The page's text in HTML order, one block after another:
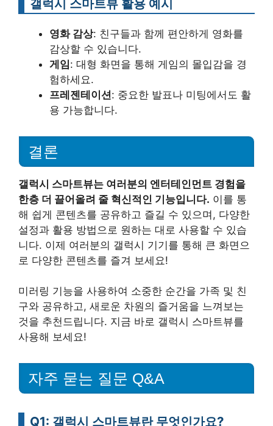
갤럭시 스마트뷰 활용 예시
영화 감상: 친구들과 함께 편안하게 영화를
감상할 수 있습니다.
게임: 대형 화면을 통해 게임의 몰입감을 경
험하세요.
프레젠테이션: 중요한 발표나 미팅에서도 활
용 가능합니다.
결론
갤럭시 스마트뷰는 여러분의 엔터테인먼트 경험을
한층 더 끌어올려 줄 혁신적인 기능입니다. 이를 통
해 쉽게 콘텐츠를 공유하고 즐길 수 있으며, 다양한
설정과 활용 방법으로 원하는 대로 사용할 수 있습
니다. 이제 여러분의 갤럭시 기기를 통해 큰 화면으
로 다양한 콘텐츠를 즐겨 보세요!
미러링 기능을 사용하여 소중한 순간을 가족 및 친
구와 공유하고, 새로운 차원의 즐거움을 느껴보는
것을 추천드립니다. 지금 바로 갤럭시 스마트뷰를
사용해 보세요!
자주 묻는 질문 Q&A
Q1: 갤럭시 스마트뷰란 무엇인가요?